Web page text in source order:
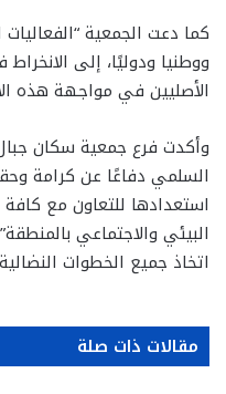
كما دعت الجمعية
ووطنيا ودوليًا، إلى
الأصليين في مواجهة هذه
وأكدت فرع جمعية سكان
السلمي دفاعًا عن كرامة
استعدادها للتعاون مع
البيئي والاجتماعي
اتخاذ جميع الخطوات
مقالات ذات صلة